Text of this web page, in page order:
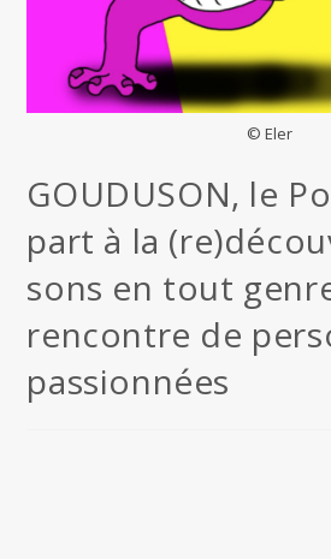
© Eler
GOUDUSON, le
part à la
sons en tout
rencontre de
passionnées